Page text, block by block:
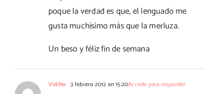
poque la verdad es que, el lenguado me
gusta muchísimo más que la merluza.
Un beso y féliz fin de semana
Vidifer 3 febrero 2012 en 15:20Accede para responder